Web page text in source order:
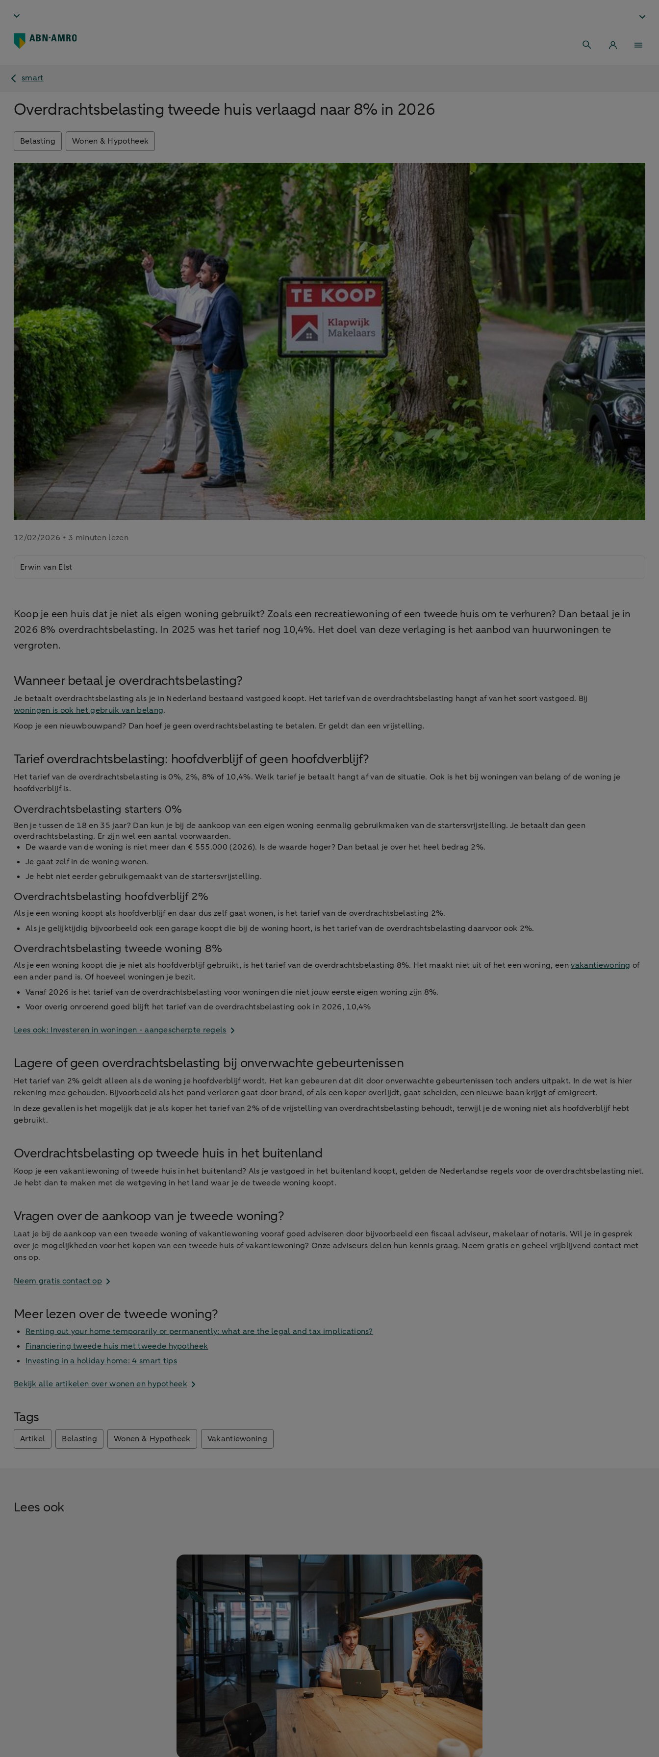
smart
Overdrachtsbelasting tweede huis verlaagd naar 8% in 2026
Belasting Wonen & Hypotheek
12/02/2026 • 3 minuten lezen
Erwin van Elst
Koop je een huis dat je niet als eigen woning gebruikt? Zoals een recreatiewoning of een tweede huis om te verhuren? Dan betaal je in
2026 8% overdrachtsbelasting. In 2025 was het tarief nog 10,4%. Het doel van deze verlaging is het aanbod van huurwoningen te
vergroten.
Wanneer betaal je overdrachtsbelasting?
Je betaalt overdrachtsbelasting als je in Nederland bestaand vastgoed koopt. Het tarief van de overdrachtsbelasting hangt af van het soort vastgoed. Bij
woningen is ook het gebruik van belang.
Koop je een nieuwbouwpand? Dan hoef je geen overdrachtsbelasting te betalen. Er geldt dan een vrijstelling.
Tarief overdrachtsbelasting: hoofdverblijf of geen hoofdverblijf?
Het tarief van de overdrachtsbelasting is 0%, 2%, 8% of 10,4%. Welk tarief je betaalt hangt af van de situatie. Ook is het bij woningen van belang of de woning je
hoofdverblijf is.
Overdrachtsbelasting starters 0%
Ben je tussen de 18 en 35 jaar? Dan kun je bij de aankoop van een eigen woning eenmalig gebruikmaken van de startersvrijstelling. Je betaalt dan geen
overdrachtsbelasting. Er zijn wel een aantal voorwaarden.
De waarde van de woning is niet meer dan € 555.000 (2026). Is de waarde hoger? Dan betaal je over het heel bedrag 2%.
Je gaat zelf in de woning wonen.
Je hebt niet eerder gebruikgemaakt van de startersvrijstelling.
Overdrachtsbelasting hoofdverblijf 2%
Als je een woning koopt als hoofdverblijf en daar dus zelf gaat wonen, is het tarief van de overdrachtsbelasting 2%.
Als je gelijktijdig bijvoorbeeld ook een garage koopt die bij de woning hoort, is het tarief van de overdrachtsbelasting daarvoor ook 2%.
Overdrachtsbelasting tweede woning 8%
Als je een woning koopt die je niet als hoofdverblijf gebruikt, is het tarief van de overdrachtsbelasting 8%. Het maakt niet uit of het een woning, eenvakantiewoning of
een ander pand is. Of hoeveel woningen je bezit.
Vanaf 2026 is het tarief van de overdrachtsbelasting voor woningen die niet jouw eerste eigen woning zijn 8%.
Voor overig onroerend goed blijft het tarief van de overdrachtsbelasting ook in 2026, 10,4%
Lees ook: Investeren in woningen - aangescherpte regels
Lagere of geen overdrachtsbelasting bij onverwachte gebeurtenissen
Het tarief van 2% geldt alleen als de woning je hoofdverblijf wordt. Het kan gebeuren dat dit door onverwachte gebeurtenissen toch anders uitpakt. In de wet is hier
rekening mee gehouden. Bijvoorbeeld als het pand verloren gaat door brand, of als een koper overlijdt, gaat scheiden, een nieuwe baan krijgt of emigreert.
In deze gevallen is het mogelijk dat je als koper het tarief van 2% of de vrijstelling van overdrachtsbelasting behoudt, terwijl je de woning niet als hoofdverblijf hebt
gebruikt.
Overdrachtsbelasting op tweede huis in het buitenland
Koop je een vakantiewoning of tweede huis in het buitenland? Als je vastgoed in het buitenland koopt, gelden de Nederlandse regels voor de overdrachtsbelasting niet.
Je hebt dan te maken met de wetgeving in het land waar je de tweede woning koopt.
Vragen over de aankoop van je tweede woning?
Laat je bij de aankoop van een tweede woning of vakantiewoning vooraf goed adviseren door bijvoorbeeld een fiscaal adviseur, makelaar of notaris. Wil je in gesprek
over je mogelijkheden voor het kopen van een tweede huis of vakantiewoning? Onze adviseurs delen hun kennis graag. Neem gratis en geheel vrijblijvend contact met
ons op.
Neem gratis contact op
Meer lezen over de tweede woning?
Renting out your home temporarily or permanently: what are the legal and tax implications?
Financiering tweede huis met tweede hypotheek
Investing in a holiday home: 4 smart tips
Bekijk alle artikelen over wonen en hypotheek
Tags
Artikel Belasting Wonen & Hypotheek Vakantiewoning
Lees ook